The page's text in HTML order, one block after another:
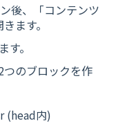
後、「コンテンツ
ます。
す。
つのブロックを作
(head内)